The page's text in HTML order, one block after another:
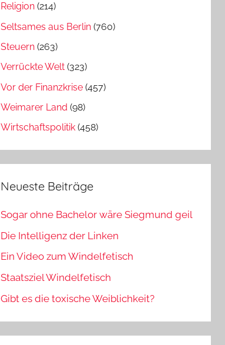
Religion (214)
Seltsames aus Berlin (760)
Steuern (263)
Verrückte Welt (323)
Vor der Finanzkrise (457)
Weimarer Land (98)
Wirtschaftspolitik (458)
Neueste Beiträge
Sogar ohne Bachelor wäre Siegmund geil
Die Intelligenz der Linken
Ein Video zum Windelfetisch
Staatsziel Windelfetisch
Gibt es die toxische Weiblichkeit?